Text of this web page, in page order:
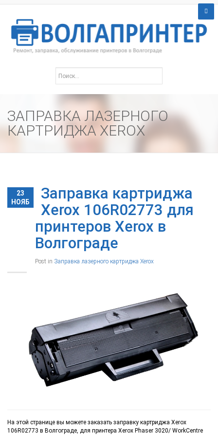
ЗАПРАВКА ЛАЗЕРНОГО
КАРТРИДЖА XEROX
23
НОЯБ
Заправка картриджа
Xerox 106R02773 для
принтеров Xerox в
Волгограде
Post in Заправка лазерного картриджа Xerox
На этой странице вы можете заказать заправку картриджа Xerox
106R02773 в Волгограде, для принтера Xerox Phaser 3020/ WorkCentre